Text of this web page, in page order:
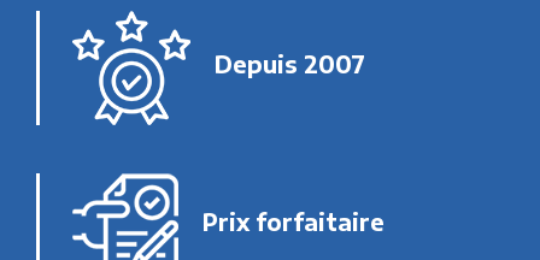
Depuis 2007
Prix forfaitaire